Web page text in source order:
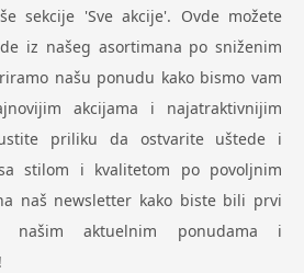
sekcije 'Sve akcije'. Ovde možete
iz našeg asortimana po sniženim
našu ponudu kako bismo vam
akcijama i najatraktivnijim
priliku da ostvarite uštede i
stilom i kvalitetom po povoljnim
naš newsletter kako biste bili prvi
našim aktuelnim ponudama i